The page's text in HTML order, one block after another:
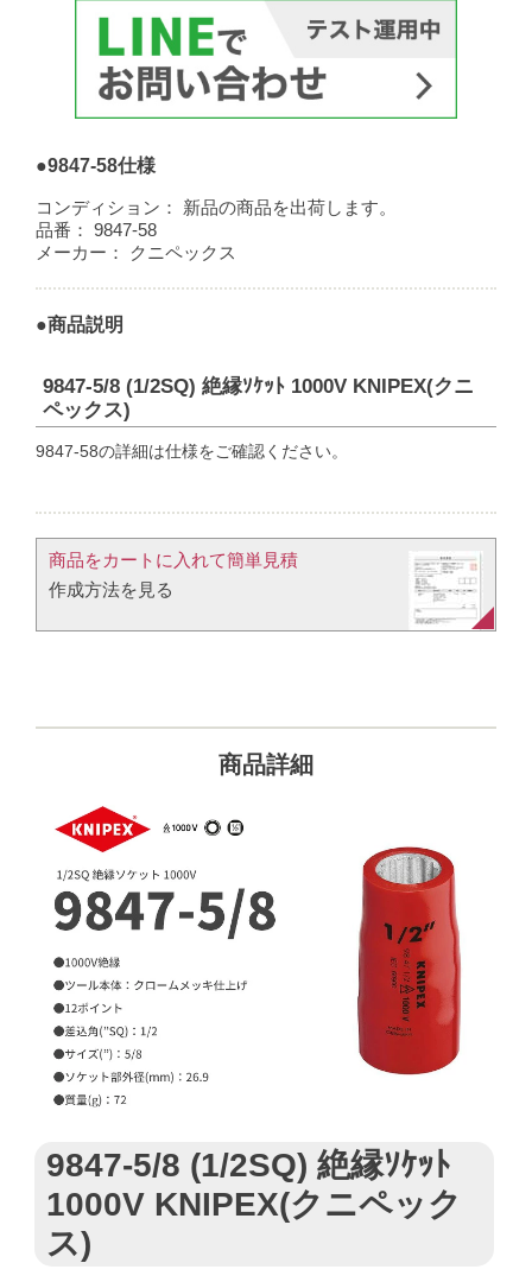
●9847-58仕様
コンディション：
新品の商品を出荷します。
品番：
9847-58
メーカー：
クニペックス
●商品説明
9847-5/8 (1/2SQ) 絶縁ｿｹｯﾄ 1000V KNIPEX(クニ
ペックス)
9847-58の詳細は仕様をご確認ください。
商品をカートに入れて簡単見積​
作成方法を見る​​
商品詳細
9847-5/8 (1/2SQ) 絶縁ｿｹｯﾄ
1000V KNIPEX(クニペック
ス)